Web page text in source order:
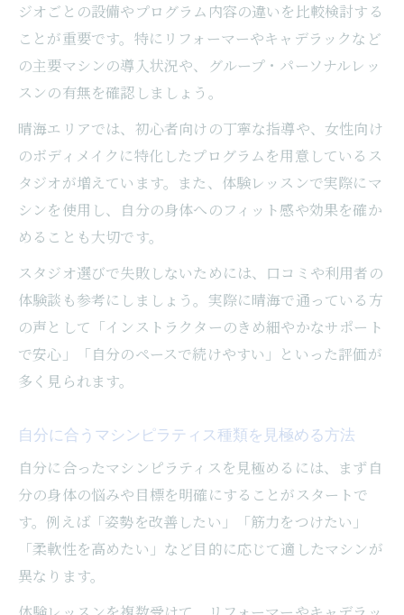
ジオごとの設備やプログラム内容の違いを比較検討する
ことが重要です。特にリフォーマーやキャデラックなど
の主要マシンの導入状況や、グループ・パーソナルレッ
スンの有無を確認しましょう。
晴海エリアでは、初心者向けの丁寧な指導や、女性向け
のボディメイクに特化したプログラムを用意しているス
タジオが増えています。また、体験レッスンで実際にマ
シンを使用し、自分の身体へのフィット感や効果を確か
めることも大切です。
スタジオ選びで失敗しないためには、口コミや利用者の
体験談も参考にしましょう。実際に晴海で通っている方
の声として「インストラクターのきめ細やかなサポート
で安心」「自分のペースで続けやすい」といった評価が
多く見られます。
自分に合うマシンピラティス種類を見極める方法
自分に合ったマシンピラティスを見極めるには、まず自
分の身体の悩みや目標を明確にすることがスタートで
す。例えば「姿勢を改善したい」「筋力をつけたい」
「柔軟性を高めたい」など目的に応じて適したマシンが
異なります。